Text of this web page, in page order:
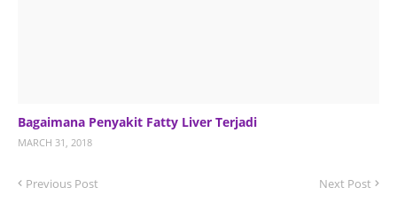
Bagaimana Penyakit Fatty Liver Terjadi
MARCH 31, 2018
Previous Post Next Post